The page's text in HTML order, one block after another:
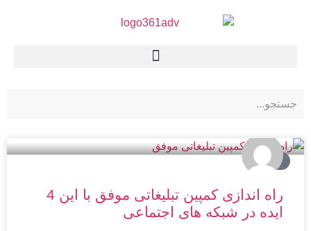
تبلیغات
راه اندازی کمپین تبلیغاتی موفق با این 4
ایده در شبکه های اجتماعی